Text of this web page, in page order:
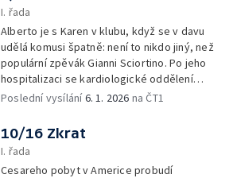
I. řada
Alberto je s Karen v klubu, když se v davu
udělá komusi špatně: není to nikdo jiný, než
populární zpěvák Gianni Sciortino. Po jeho
hospitalizaci se kardiologické oddělení
změní v tábořiště fanynek.
Poslední vysílání6. 1. 2026 na ČT1
10/16 Zkrat
I. řada
Cesareho pobyt v Americe probudí